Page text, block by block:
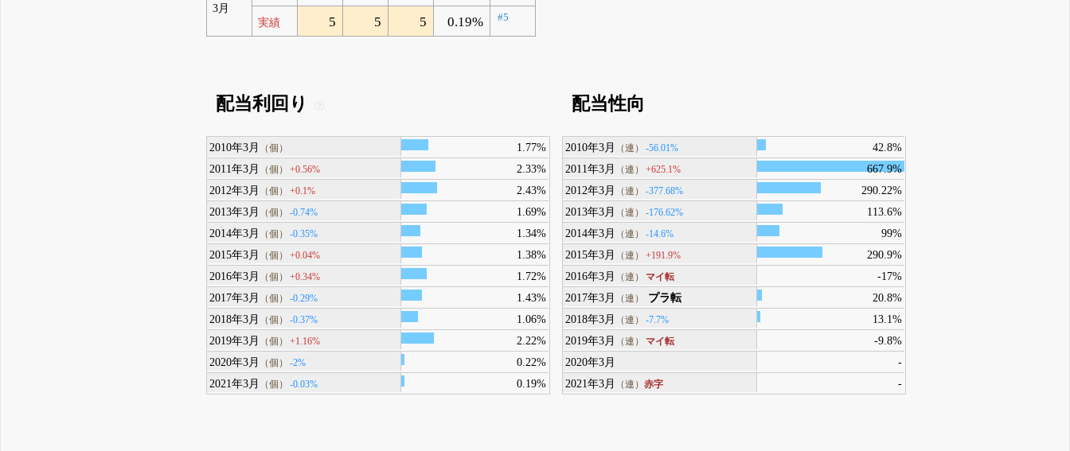
3月
実績 5 5 5 0.19% #5
配当利回り
2010年3月 （個）
1.77%
2011年3月
（個） +0.56%
2.33%
2012年3月
（個） +0.1%
2.43%
2013年3月
（個） -0.74%
1.69%
2014年3月
（個） -0.35%
1.34%
2015年3月
（個） +0.04%
1.38%
2016年3月
（個） +0.34%
1.72%
2017年3月
（個） -0.29%
1.43%
2018年3月
（個） -0.37%
1.06%
2019年3月
（個） +1.16%
2.22%
2020年3月
（個） -2%
0.22%
2021年3月
（個） -0.03% 0.19%
配当性向
2010年3月 （連） -56.01%
42.8%
2011年3月
（連） +625.1%
667.9%
2012年3月
（連） -377.68%
290.22%
2013年3月
（連） -176.62%
113.6%
2014年3月
（連） -14.6%
99%
2015年3月
（連） +191.9%
290.9%
2016年3月
（連） マイ転
-17%
2017年3月
（連） プラ転
20.8%
2018年3月
（連） -7.7%
13.1%
2019年3月
（連） マイ転
-9.8%
2020年3月
-
2021年3月
（連）赤字 -